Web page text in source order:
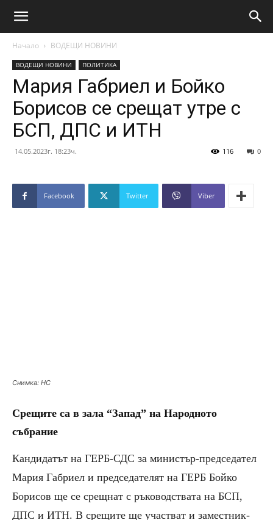
Начало ВОДЕЩИ НОВИНИ
ВОДЕЩИ НОВИНИ ПОЛИТИКА
Мария Габриел и Бойко
Борисов се срещат утре с
БСП, ДПС и ИТН
14.05.2023г. 18:23ч. 0
116
Facebook Twitter Viber
Снимка: НС
Срещите са в зала “Запад” на Народното
събрание
Кандидатът на ГЕРБ-СДС за министър-председател
Мария Габриел и председателят на ГЕРБ Бойко
Борисов ще се срещнат с ръководствата на БСП,
ДПС и ИТН. В срещите ще участват и заместник-